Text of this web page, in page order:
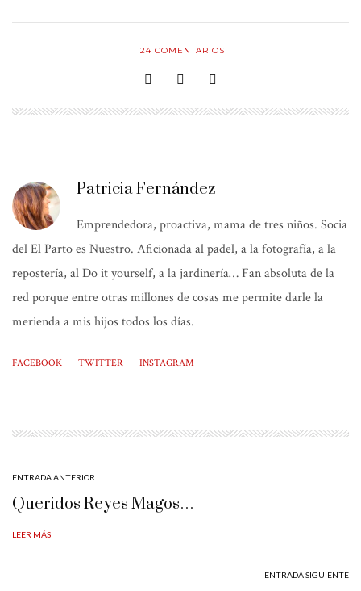
24 COMENTARIOS
Patricia Fernández
Emprendedora, proactiva, mama de tres niños. Socia
del El Parto es Nuestro. Aficionada al padel, a la fotografía, a la
repostería, al Do it yourself, a la jardinería… Fan absoluta de la
red porque entre otras millones de cosas me permite darle la
merienda a mis hijos todos los días.
FACEBOOK TWITTER INSTAGRAM
ENTRADA ANTERIOR
Queridos Reyes Magos…
LEER MÁS
ENTRADA SIGUIENTE